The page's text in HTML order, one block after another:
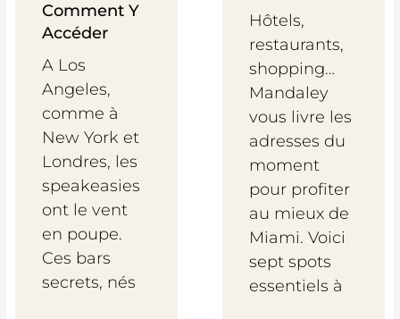
Comment Y
Accéder
A Los
Angeles,
comme à
New York et
Londres, les
speakeasies
ont le vent
en poupe.
Ces bars
secrets, nés
Hôtels,
restaurants,
shopping…
Mandaley
vous livre les
adresses du
moment
pour profiter
au mieux de
Miami. Voici
sept spots
essentiels à